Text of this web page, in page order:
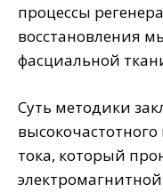
процессы
восстановления
фасциальной
Суть методики
тока, который